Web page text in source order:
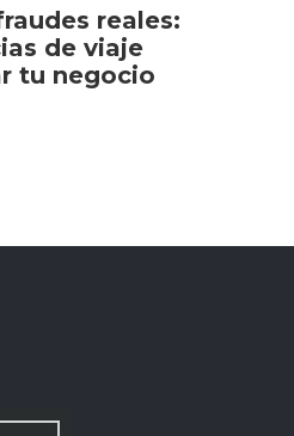
reales:
de viaje
tu negocio